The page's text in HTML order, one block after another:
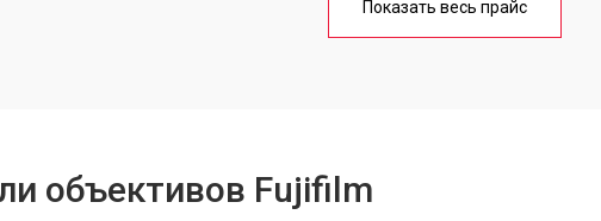
Показать весь прайс
объективов Fujifilm